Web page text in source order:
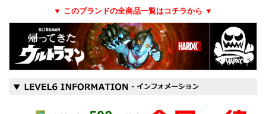
▼ このブランドの全商品一覧はコチラから ▼